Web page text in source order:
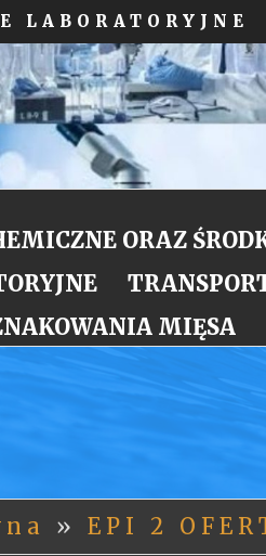
LABORATORYJNE
ORAZ
MIĘSA
» EPI 2